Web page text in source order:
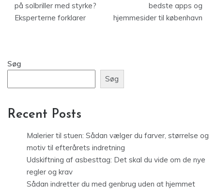
på solbriller med styrke?
Eksperterne forklarer
bedste apps og
hjemmesider til københavn
Søg
Søg
Recent Posts
Malerier til stuen: Sådan vælger du farver, størrelse og
motiv til efterårets indretning
Udskiftning af asbesttag: Det skal du vide om de nye
regler og krav
Sådan indretter du med genbrug uden at hjemmet